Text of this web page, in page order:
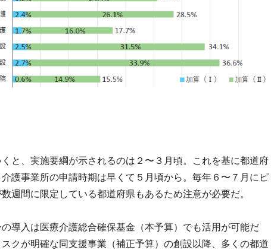
と、実施要綱が示されるのは２〜３月頃。これを基に都道府
護事業所の申請時期は早くて５月頃から。毎年６〜７月にピ
週間に限定している都道府県もあるため注意が必要だ。
導入は医療介護総合確保基金（本予算）でも活用が可能だ
クが明確な同支援事業（補正予算）の創設以降、多くの都道